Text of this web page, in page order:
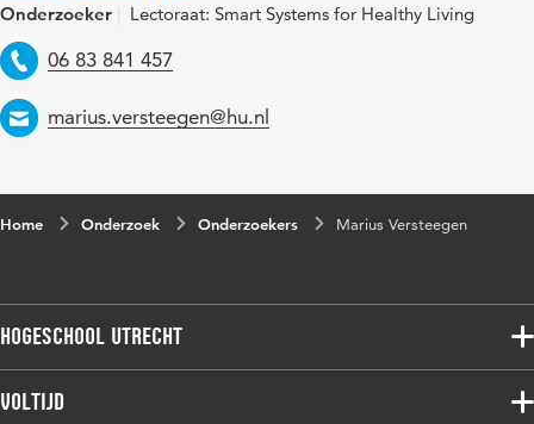
Onderzoeker Lectoraat: Smart Systems for Healthy Living
Telefoon
06 83 841 457
Email
marius.versteegen@hu.nl
Home Onderzoek Onderzoekers Marius Versteegen
Hogeschool Utrecht
Voltijdopleidingen
Voltijd